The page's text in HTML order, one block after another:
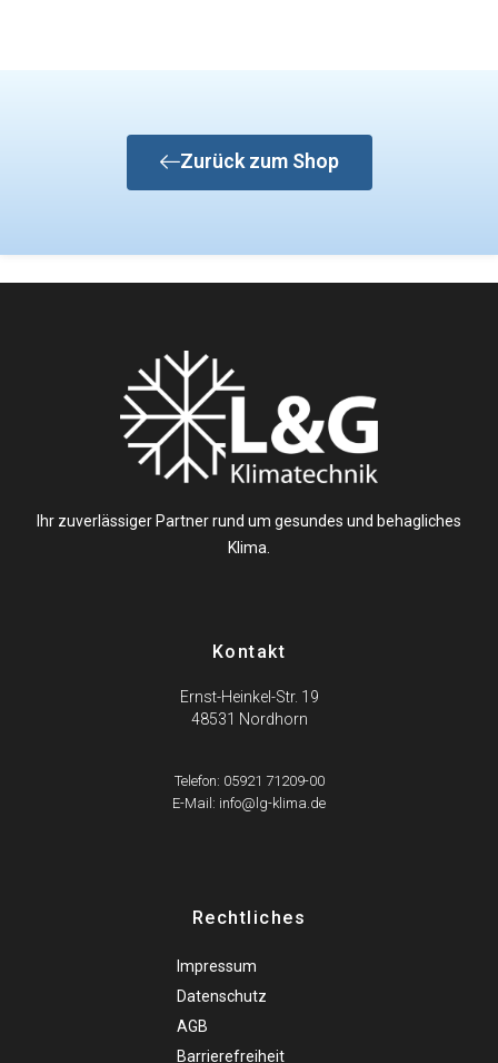
Zurück zum Shop
Ihr zuverlässiger Partner rund um gesundes und behagliches
Klima.
Kontakt
Ernst-Heinkel-Str. 19
48531 Nordhorn
Telefon: 05921 71209-00
E-Mail: info@lg-klima.de
Rechtliches
Impressum
Datenschutz
AGB
Barrierefreiheit